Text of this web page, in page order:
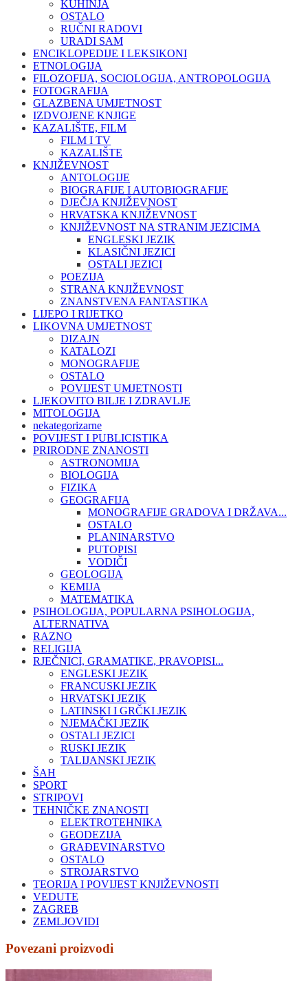
KUHINJA
OSTALO
RUČNI RADOVI
URADI SAM
ENCIKLOPEDIJE I LEKSIKONI
ETNOLOGIJA
FILOZOFIJA, SOCIOLOGIJA, ANTROPOLOGIJA
FOTOGRAFIJA
GLAZBENA UMJETNOST
IZDVOJENE KNJIGE
KAZALIŠTE, FILM
FILM I TV
KAZALIŠTE
KNJIŽEVNOST
ANTOLOGIJE
BIOGRAFIJE I AUTOBIOGRAFIJE
DJEČJA KNJIŽEVNOST
HRVATSKA KNJIŽEVNOST
KNJIŽEVNOST NA STRANIM JEZICIMA
ENGLESKI JEZIK
KLASIČNI JEZICI
OSTALI JEZICI
POEZIJA
STRANA KNJIŽEVNOST
ZNANSTVENA FANTASTIKA
LIJEPO I RIJETKO
LIKOVNA UMJETNOST
DIZAJN
KATALOZI
MONOGRAFIJE
OSTALO
POVIJEST UMJETNOSTI
LJEKOVITO BILJE I ZDRAVLJE
MITOLOGIJA
nekategorizarne
POVIJEST I PUBLICISTIKA
PRIRODNE ZNANOSTI
ASTRONOMIJA
BIOLOGIJA
FIZIKA
GEOGRAFIJA
MONOGRAFIJE GRADOVA I DRŽAVA...
OSTALO
PLANINARSTVO
PUTOPISI
VODIČI
GEOLOGIJA
KEMIJA
MATEMATIKA
PSIHOLOGIJA, POPULARNA PSIHOLOGIJA,
ALTERNATIVA
RAZNO
RELIGIJA
RJEČNICI, GRAMATIKE, PRAVOPISI...
ENGLESKI JEZIK
FRANCUSKI JEZIK
HRVATSKI JEZIK
LATINSKI I GRČKI JEZIK
NJEMAČKI JEZIK
OSTALI JEZICI
RUSKI JEZIK
TALIJANSKI JEZIK
ŠAH
SPORT
STRIPOVI
TEHNIČKE ZNANOSTI
ELEKTROTEHNIKA
GEODEZIJA
GRAĐEVINARSTVO
OSTALO
STROJARSTVO
TEORIJA I POVIJEST KNJIŽEVNOSTI
VEDUTE
ZAGREB
ZEMLJOVIDI
Povezani proizvodi